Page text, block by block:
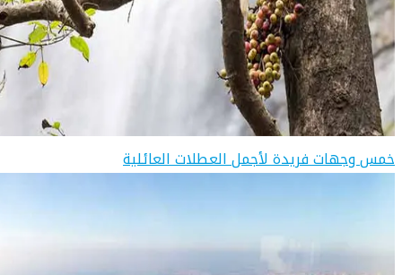
خمس وجهات فريدة لأجمل العطلات العائلية